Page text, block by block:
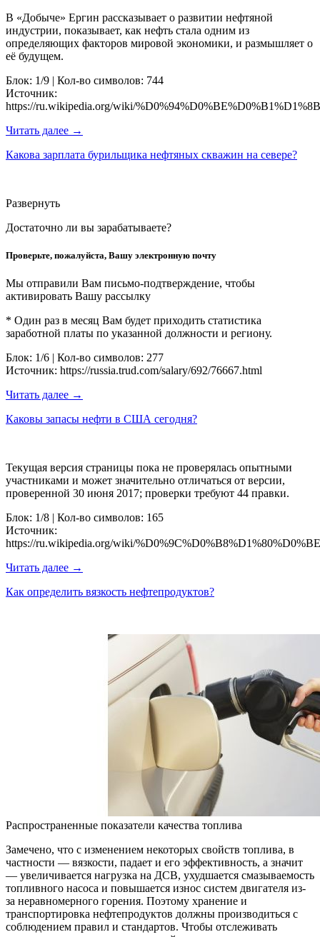
В «Добыче» Ергин рассказывает о развитии нефтяной
индустрии, показывает, как нефть стала одним из
определяющих факторов мировой экономики, и размышляет о
её будущем.
Блок: 1/9 | Кол-во символов: 744
Источник:
https://ru.wikipedia.org/wiki/
Читать далее →
Какова зарплата бурильщика нефтяных скважин на севере?
Развернуть
Достаточно ли вы зарабатываете?
Проверьте, пожалуйста, Вашу электронную почту
Мы отправили Вам письмо-подтверждение, чтобы
активировать Вашу рассылку
* Один раз в месяц Вам будет приходить статистика
заработной платы по указанной должности и региону.
Блок: 1/6 | Кол-во символов: 277
Источник: https://russia.trud.com/salary/692/76667.html
Читать далее →
Каковы запасы нефти в США сегодня?
Текущая версия страницы пока не проверялась опытными
участниками и может значительно отличаться от версии,
проверенной 30 июня 2017; проверки требуют 44 правки.
Блок: 1/8 | Кол-во символов: 165
Источник:
https://ru.wikipedia.org/wiki/
Читать далее →
Как определить вязкость нефтепродуктов?
Распространенные показатели качества топлива
Замечено, что с изменением некоторых свойств топлива, в
частности — вязкости, падает и его эффективность, а значит
— увеличивается нагрузка на ДСВ, ухудшается смазываемость
топливного насоса и повышается износ систем двигателя из-
за неравномерного горения. Поэтому хранение и
транспортировка нефтепродуктов должны производиться с
соблюдением правил и стандартов. Чтобы отслеживать